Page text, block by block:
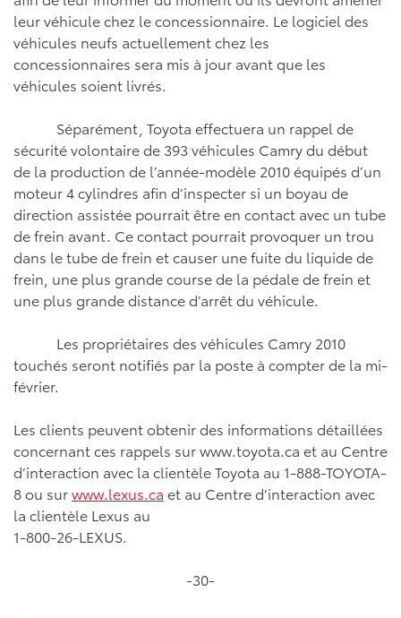
leur véhicule chez le concessionnaire. Le logiciel des
véhicules neufs actuellement chez les
concessionnaires sera mis à jour avant que les
véhicules soient livrés.
Séparément, Toyota effectuera un rappel de
sécurité volontaire de 393 véhicules Camry du début
de la production de l’année-modèle 2010 équipés d’un
moteur 4 cylindres afin d’inspecter si un boyau de
direction assistée pourrait être en contact avec un tube
de frein avant. Ce contact pourrait provoquer un trou
dans le tube de frein et causer une fuite du liquide de
frein, une plus grande course de la pédale de frein et
une plus grande distance d’arrêt du véhicule.
Les propriétaires des véhicules Camry 2010
touchés seront notifiés par la poste à compter de la mi-
février.
Les clients peuvent obtenir des informations détaillées
concernant ces rappels sur www.toyota.ca et au Centre
d’interaction avec la clientèle Toyota au 1-888-TOYOTA-
8 ou surwww.lexus.ca et au Centre d’interaction avec
la clientèle Lexus au
1-800-26-LEXUS.
-30-